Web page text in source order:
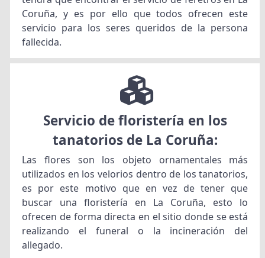
Coruña, y es por ello que todos ofrecen este
servicio para los seres queridos de la persona
fallecida.
Servicio de floristería en los
tanatorios de La Coruña:
Las flores son los objeto ornamentales más
utilizados en los velorios dentro de los tanatorios,
es por este motivo que en vez de tener que
buscar una floristería en La Coruña, esto lo
ofrecen de forma directa en el sitio donde se está
realizando el funeral o la incineración del
allegado.